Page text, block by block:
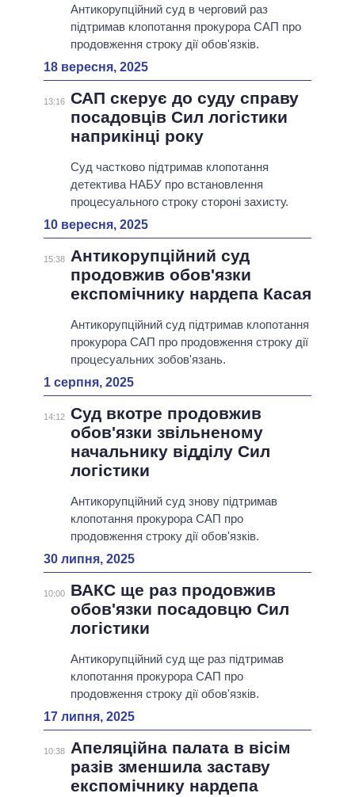
Антикорупційний суд в черговий раз
підтримав клопотання прокурора САП про
продовження строку дії обов'язків.
18 вересня, 2025
13:16 САП скерує до суду справу
посадовців Сил логістики
наприкінці року
Суд частково підтримав клопотання
детектива НАБУ про встановлення
процесуального строку стороні захисту.
10 вересня, 2025
15:38
Антикорупційний суд
продовжив обов'язки
експомічнику нардепа Касая
Антикорупційний суд підтримав клопотання
прокурора САП про продовження строку дії
процесуальних зобов'язань.
1 серпня, 2025
14:12 Суд вкотре продовжив
обов'язки звільненому
начальнику відділу Сил
логістики
Антикорупційний суд знову підтримав
клопотання прокурора САП про
продовження строку дії обов'язків.
30 липня, 2025
10:00
ВАКС ще раз продовжив
обов'язки посадовцю Сил
логістики
Антикорупційний суд ще раз підтримав
клопотання прокурора САП про
продовження строку дії обов'язків.
17 липня, 2025
10:38
Апеляційна палата в вісім
разів зменшила заставу
експомічнику нардепа